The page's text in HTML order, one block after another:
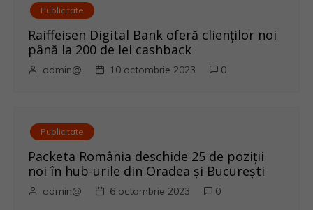
Publicitate
Raiffeisen Digital Bank oferă clienților noi
până la 200 de lei cashback
admin@ 10 octombrie 2023 0
Publicitate
Packeta România deschide 25 de poziții
noi în hub-urile din Oradea și București
admin@ 6 octombrie 2023 0